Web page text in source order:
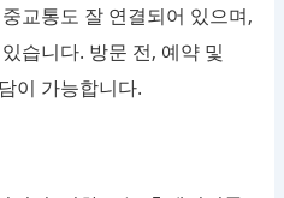
교통도 잘 연결되어 있으며,
습니다. 방문 전, 예약 및
이 가능합니다.